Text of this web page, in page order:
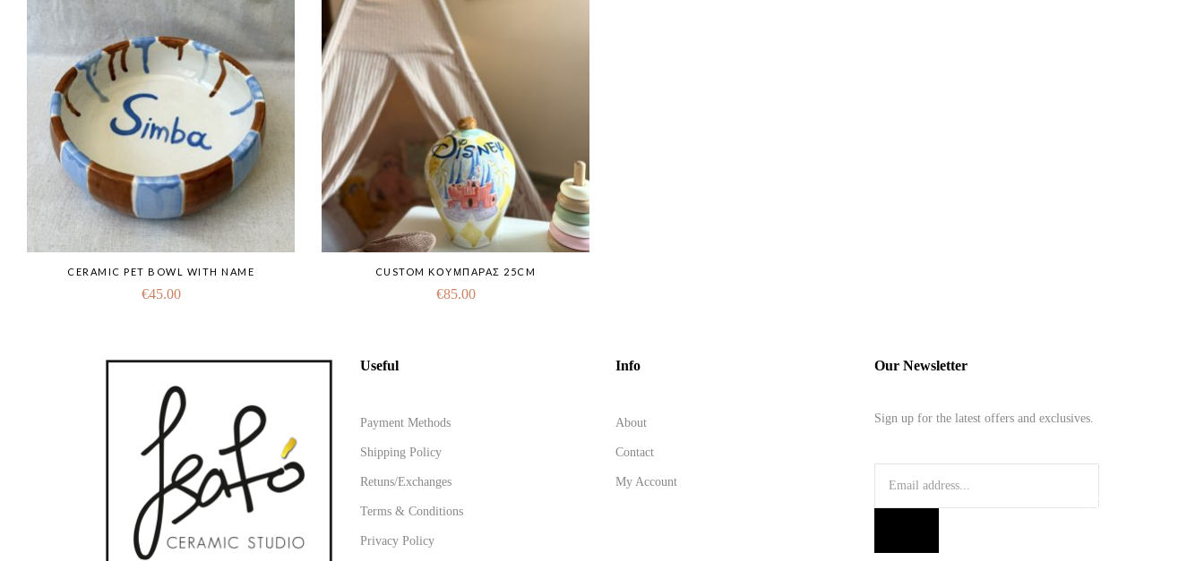
CERAMIC PET BOWL WITH NAME
€45.00
CUSTOM ΚΟΥΜΠΑΡΆΣ 25CM
€85.00
Useful
Payment Methods
Shipping Policy
Retuns/Exchanges
Terms & Conditions
Privacy Policy
Info
About
Contact
My Account
Our Newsletter
Sign up for the latest offers and exclusives.